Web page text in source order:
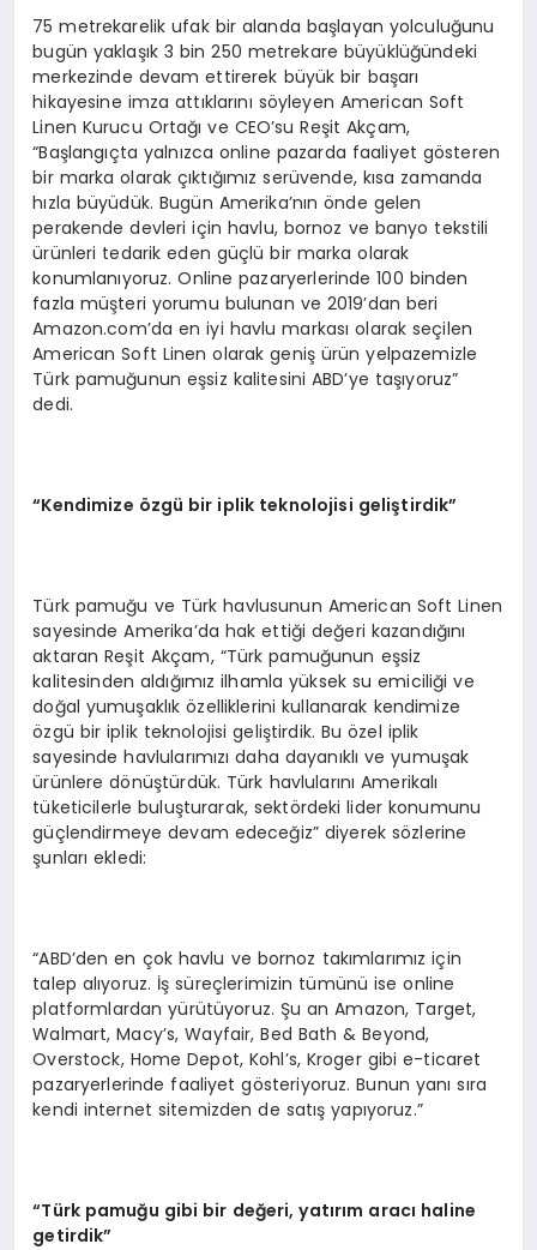
75 metrekarelik ufak bir alanda başlayan yolculuğunu
bugün yaklaşık 3 bin 250 metrekare büyüklüğündeki
merkezinde devam ettirerek büyük bir başarı
hikayesine imza attıklarını söyleyen American Soft
Linen Kurucu Ortağı ve CEO’su Reşit Akçam,
“Başlangıçta yalnızca online pazarda faaliyet gösteren
bir marka olarak çıktığımız serüvende, kısa zamanda
hızla büyüdük. Bugün Amerika’nın önde gelen
perakende devleri için havlu, bornoz ve banyo tekstili
ürünleri tedarik eden güçlü bir marka olarak
konumlanıyoruz. Online pazaryerlerinde 100 binden
fazla müşteri yorumu bulunan ve 2019’dan beri
Amazon.com’da en iyi havlu markası olarak seçilen
American Soft Linen olarak geniş ürün yelpazemizle
Türk pamuğunun eşsiz kalitesini ABD’ye taşıyoruz”
dedi.
“Kendimize özgü bir iplik teknolojisi geliştirdik”
Türk pamuğu ve Türk havlusunun American Soft Linen
sayesinde Amerika’da hak ettiği değeri kazandığını
aktaran Reşit Akçam, “Türk pamuğunun eşsiz
kalitesinden aldığımız ilhamla yüksek su emiciliği ve
doğal yumuşaklık özelliklerini kullanarak kendimize
özgü bir iplik teknolojisi geliştirdik. Bu özel iplik
sayesinde havlularımızı daha dayanıklı ve yumuşak
ürünlere dönüştürdük. Türk havlularını Amerikalı
tüketicilerle buluşturarak, sektördeki lider konumunu
güçlendirmeye devam edeceğiz” diyerek sözlerine
şunları ekledi:
“ABD’den en çok havlu ve bornoz takımlarımız için
talep alıyoruz. İş süreçlerimizin tümünü ise online
platformlardan yürütüyoruz. Şu an Amazon, Target,
Walmart, Macy’s, Wayfair, Bed Bath & Beyond,
Overstock, Home Depot, Kohl’s, Kroger gibi e-ticaret
pazaryerlerinde faaliyet gösteriyoruz. Bunun yanı sıra
kendi internet sitemizden de satış yapıyoruz.”
“Türk pamuğu gibi bir değeri, yatırım aracı haline
getirdik”